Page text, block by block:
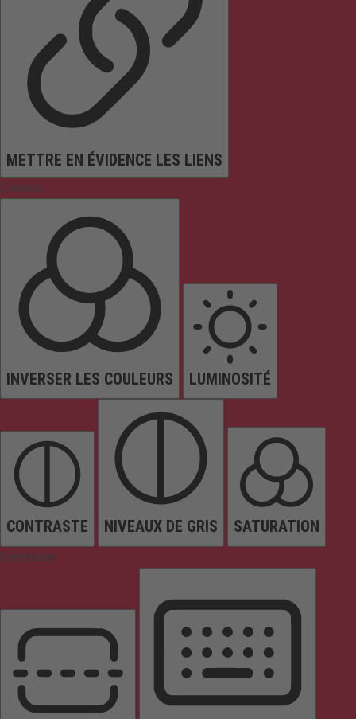
METTRE EN ÉVIDENCE LES LIENS
Couleurs
INVERSER LES COULEURS LUMINOSITÉ
CONTRASTE NIVEAUX DE GRIS SATURATION
Orientation